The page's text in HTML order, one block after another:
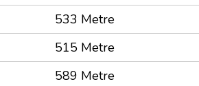
533 Metre
515 Metre
589 Metre